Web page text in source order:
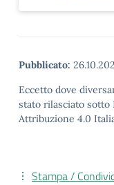
Pubblicato:
Eccetto dove
stato rilasciato sotto
Attribuzione 4.0
Stampa /